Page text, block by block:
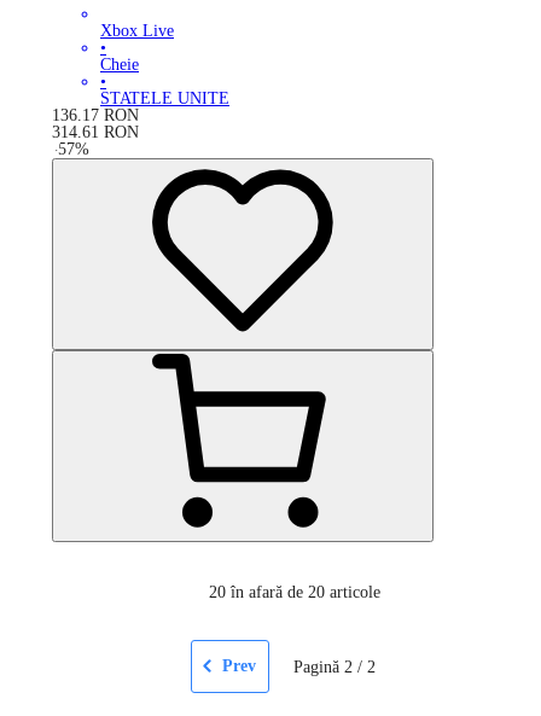
Xbox Live
•
Cheie
•
STATELE UNITE
136.17 RON
314.61 RON
-57%
20 în afară de 20 articole
Prev Pagină 2 / 2